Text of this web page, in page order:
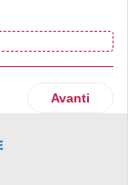
-5%. Effetto
Articolo
Avanti